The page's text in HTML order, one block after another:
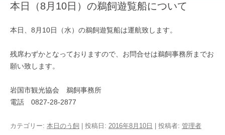
本日（8月10日）の鵜飼遊覧船について
本日、8月10日（水）の鵜飼遊覧船は運航致します。
残席わずかとなっておりますので、お問合せは鵜飼事務所までお
願い致します。
岩国市観光協会 鵜飼事務所
電話 0827-28-2877
カテゴリー: 本日のう飼 | 投稿日: 2016年8月10日 投稿者: 管理者